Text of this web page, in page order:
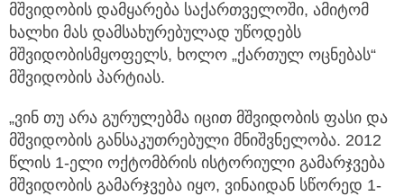
მშვიდობის დამყარება საქართველოში, ამიტომ
ხალხი მას დამსახურებულად უწოდებს
მშვიდობისმყოფელს, ხოლო „ქართულ ოცნებას“
მშვიდობის პარტიას.
„ვინ თუ არა გურულებმა იცით მშვიდობის ფასი და
მშვიდობის განსაკუთრებული მნიშვნელობა. 2012
წლის 1-ელი ოქტომბრის ისტორიული გამარჯვება
მშვიდობის გამარჯვება იყო, ვინაიდან სწორედ 1-